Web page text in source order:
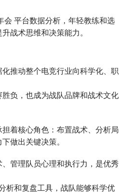
会 平台数据分析，年轻教练和选
战术思维和决策能力。
推动整个电竞行业向科学化、职
负，也成为战队品牌和战术文化
着核心角色：布置战术、分析局
做出关键决策。
管理队员心理和执行力，是优秀
析和复盘工具，战队能够科学优